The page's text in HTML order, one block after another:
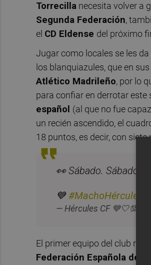
Torrecilla necesita volver a
Segunda Federación,
el CD Eldense del próximo
Jugar como locales se les
los blanquiazules, que en
Atlético Madrileño, por lo
para confiar en derrotar este
español (al que no fue
un recién ascendido, el
18 puntos, es decir, con
👀 Sábado. Sábado.
💙 #MachoHércules
— Hércules CF 💙🤍💯
El primer equipo del club
Federación Española de